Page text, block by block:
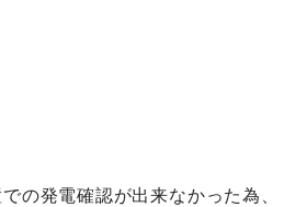
の発電確認が出来なかった為、